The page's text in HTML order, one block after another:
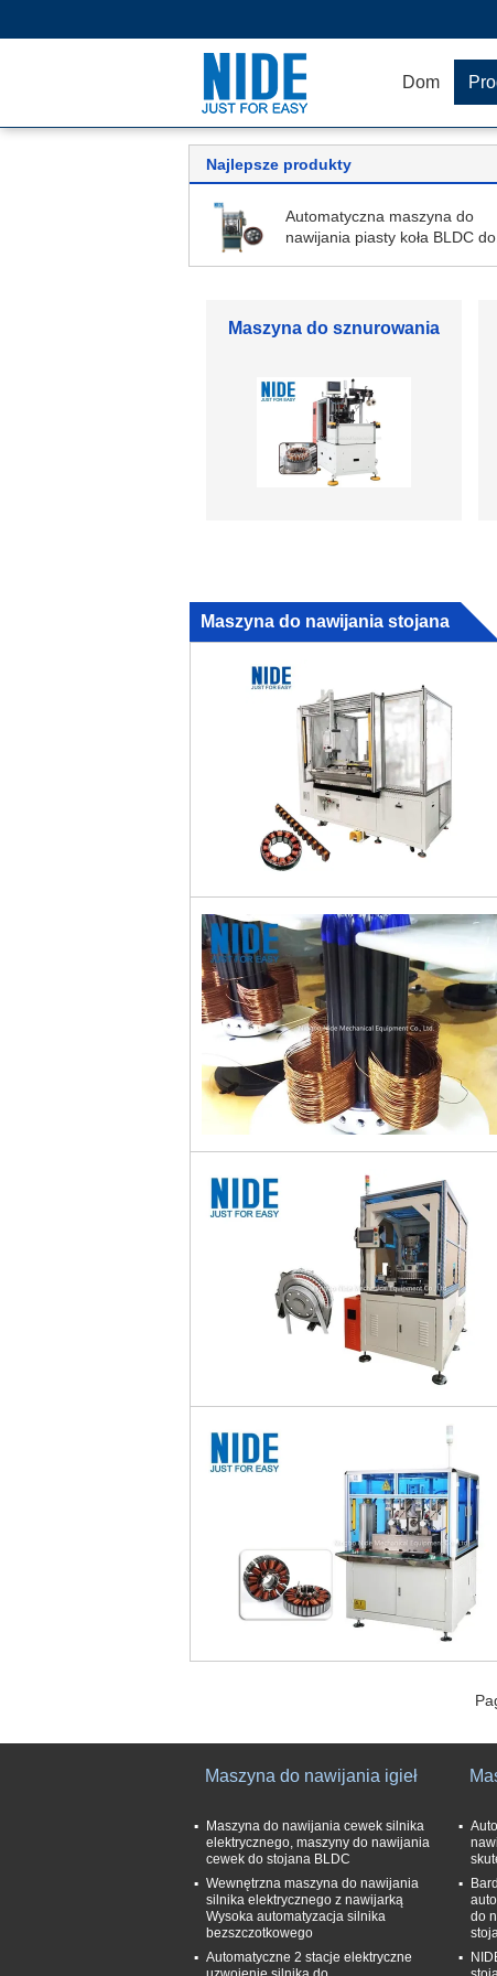
Dom
Najlepsze produkty
Automatyczna maszyna do
nawijania piasty koła BLDC do
Maszyna do nawijania
Maszyna do nawijania stojana
Maszyna do nawijania igieł
Maszyna do nawijania cewek silnika
elektrycznego, maszyny do nawijania
cewek do stojana BLDC
Wewnętrzna maszyna do nawijania
silnika elektrycznego z nawijarką
Wysoka automatyzacja silnika
bezszczotkowego
Automatyczne 2 stacje elektryczne
do